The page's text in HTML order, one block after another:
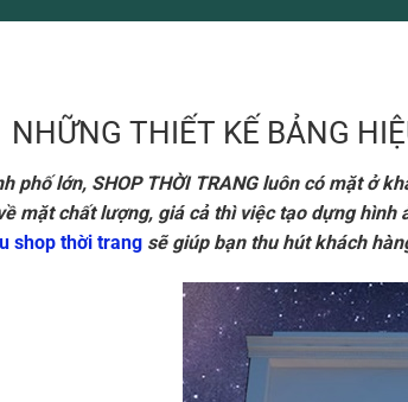
NHỮNG THIẾT KẾ BẢNG
phố lớn, SHOP THỜI TRANG luôn có mặt ở
mặt chất lượng, giá cả thì việc tạo dựng
shop thời trang sẽ giúp bạn thu hút khách